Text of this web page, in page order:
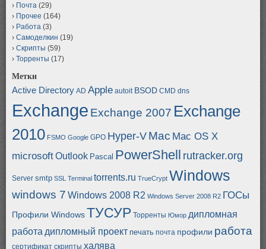
Почта (29)
Прочее (164)
Работа (3)
Самоделкин (19)
Скрипты (59)
Торренты (17)
Метки
Active Directory AD Apple autoit BSOD CMD dns
Exchange Exchange 2007 Exchange
2010 FSMO Google GPO Hyper-V Mac Mac OS X
microsoftOutlook Pascal PowerShell rutracker.org
Server smtp SSL Terminal torrents.ru TrueCrypt Windows
windows 7 Windows 2008 R2 Windows Server 2008 R2 ГОСы
Профили WindowsТУСУР Торренты Юмор дипломная
работа дипломный проект печать почта профили работа
сертификат скрипты халява